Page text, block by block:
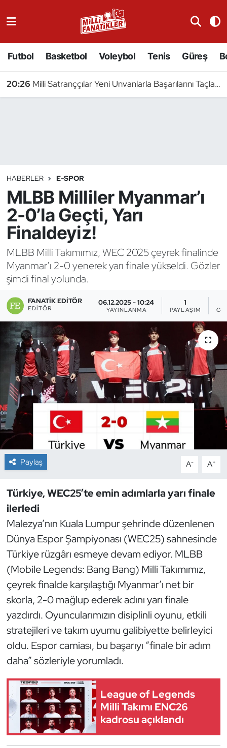
Futbol Basketbol Voleybol Tenis Güreş
20:26 Milli Satranççılar Yeni Unvanlarla Başarılarını Taçlandırdı
HABERLER E-SPOR
MLBB Milliler Myanmar’ı
2-0’la Geçti, Yarı
Finaldeyiz!
MLBB Milli Takımımız, WEC 2025 çeyrek finalinde
Myanmar’ı 2-0 yenerek yarı finale yükseldi. Gözler
şimdi final yolunda.
FANATIK EDITÖR
EDITÖR
06.12.2025 - 10:24
YAYINLANMA
1
PAYLAŞIM
Paylaş A- A+
Türkiye, WEC25’te emin adımlarla yarı finale
ilerledi
Malezya’nın Kuala Lumpur şehrinde düzenlenen
Dünya Espor Şampiyonası (WEC25) sahnesinde
Türkiye rüzgârı esmeye devam ediyor. MLBB
(Mobile Legends: Bang Bang) Milli Takımımız,
çeyrek finalde karşılaştığı Myanmar’ı net bir
skorla, 2-0 mağlup ederek adını yarı finale
yazdırdı. Oyuncularımızın disiplinli oyunu, etkili
stratejileri ve takım uyumu galibiyette belirleyici
oldu. Espor camiası, bu başarıyı “finale bir adım
daha” sözleriyle yorumladı.
League of Legends
Milli Takımı ENC26
kadrosu açıklandı
Badminton
Binicilik
Bisiklet
Bocce Bowling Dart
Boks
Briç
Buz Hokeyi
Buz Pateni
Çim Hokeyi
Cimnastik
Curling
Dağcılık
Dövüş Sanatı
E-Spor
Eskrim
Futbol
Futsal
Genel
Golf
Güreş
Halter
Hava Sporları